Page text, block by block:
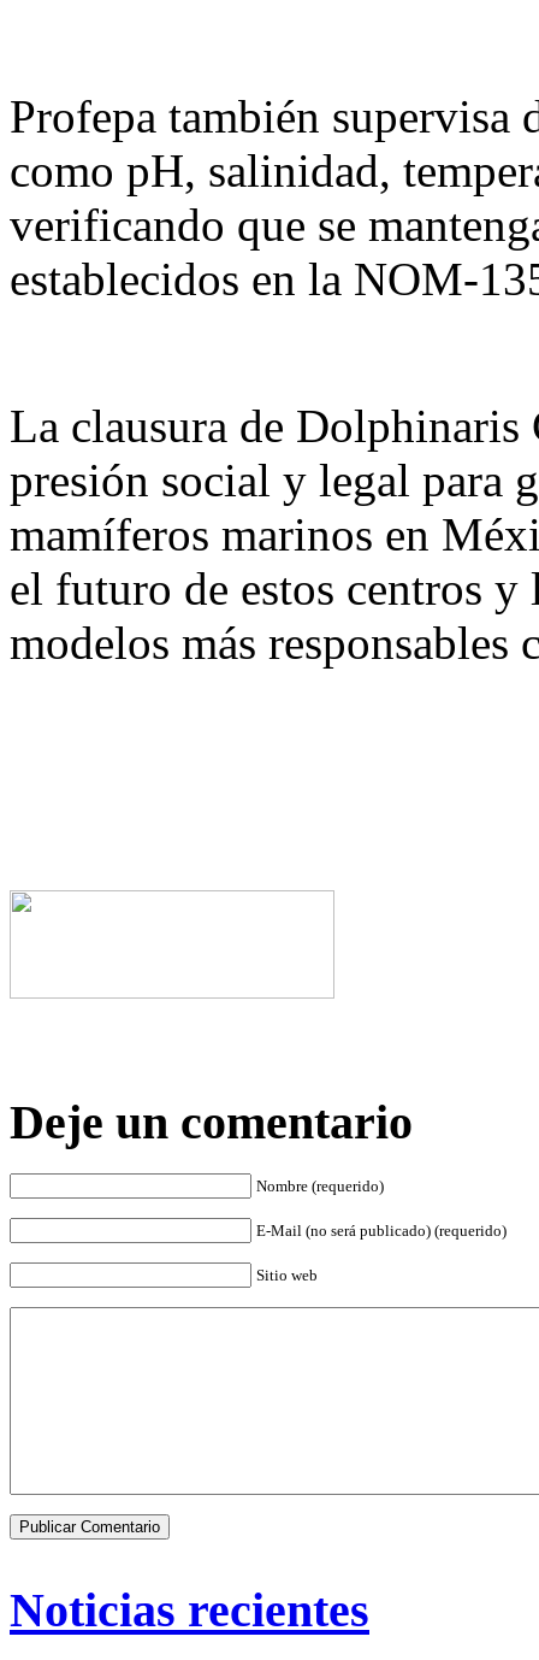
Profepa también supervisa
como pH, salinidad,
verificando que se
establecidos en la NOM-
La clausura de Dolphinaris
presión social y legal para
mamíferos marinos en
el futuro de estos centros y
modelos más responsables
Deje un comentario
Nombre (requerido)
E-Mail (no será publicado) (requerido)
Sitio web
Noticias recientes